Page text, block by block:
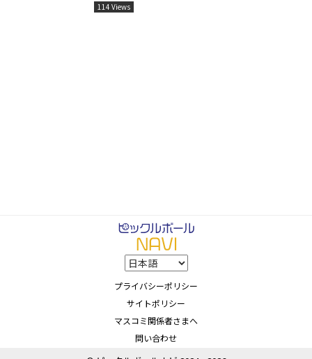
114 Views
プライバシーポリシー
サイトポリシー
マスコミ関係者さまへ
問い合わせ